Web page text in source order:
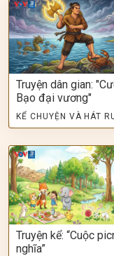
Truyện dân gian:
Bạo đại vương"
KỂ CHUYỆN VÀ HÁT
Truyện kể: “Cuộc
nghĩa”